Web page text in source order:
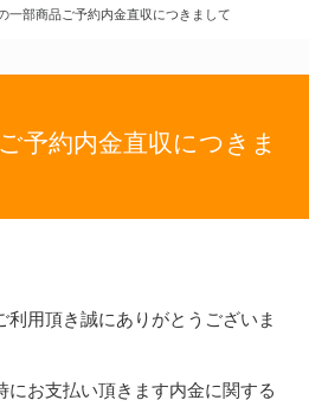
一部商品ご予約内金直収につきまして
予約内金直収につきま
用頂き誠にありがとうございま
にお支払い頂きます内金に関する